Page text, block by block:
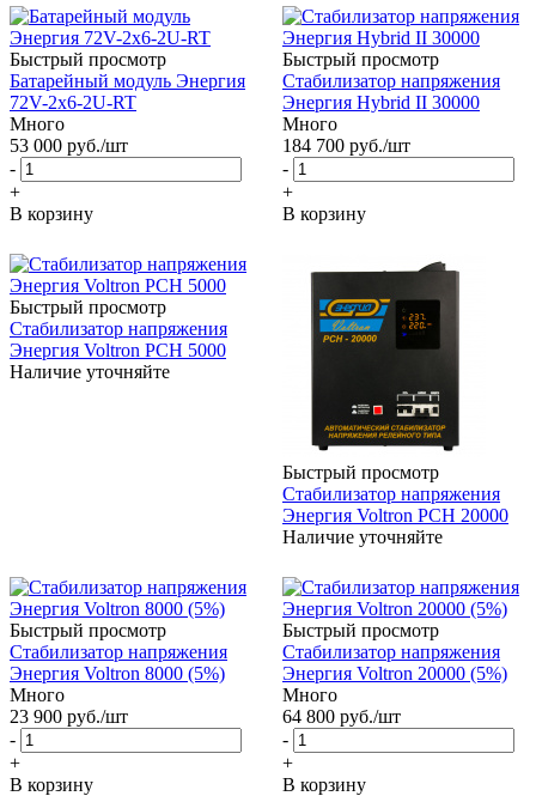
Быстрый просмотр
Батарейный модуль Энергия
72V-2х6-2U-RT
Много
53 000 руб./шт
-
+
В корзину
Быстрый просмотр
Стабилизатор напряжения
Энергия Hybrid II 30000
Много
184 700 руб./шт
-
+
В корзину
Быстрый просмотр
Стабилизатор напряжения
Энергия Voltron РСН 5000
Наличие уточняйте
Быстрый просмотр
Стабилизатор напряжения
Энергия Voltron РСН 20000
Наличие уточняйте
Быстрый просмотр
Стабилизатор напряжения
Энергия Voltron 8000 (5%)
Много
23 900 руб./шт
-
+
В корзину
Быстрый просмотр
Стабилизатор напряжения
Энергия Voltron 20000 (5%)
Много
64 800 руб./шт
-
+
В корзину